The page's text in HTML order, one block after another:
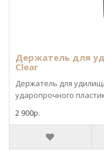
Держатель для
Clear
Держатель для
ударопрочного
2 900р.